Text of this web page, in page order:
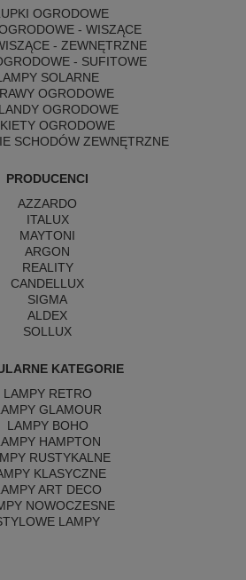
OGRODOWE
- WISZĄCE
- ZEWNĘTRZNE
- SUFITOWE
SOLARNE
OGRODOWE
OGRODOWE
OGRODOWE
SCHODÓW ZEWNĘTRZNE
PRODUCENCI
AZZARDO
ITALUX
MAYTONI
ARGON
REALITY
CANDELLUX
SIGMA
ALDEX
SOLLUX
KATEGORIE
LAMPY RETRO
GLAMOUR
LAMPY BOHO
HAMPTON
RUSTYKALNE
KLASYCZNE
ART DECO
NOWOCZESNE
LAMPY